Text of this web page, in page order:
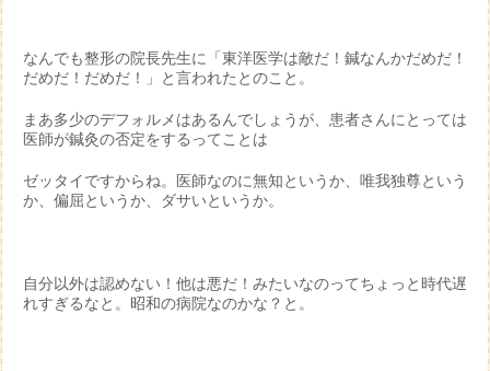
なんでも整形の院長先生に「東洋医学は敵だ！鍼なんかだめだ！
だめだ！だめだ！」と言われたとのこと。
まあ多少のデフォルメはあるんでしょうが、患者さんにとっては
医師が鍼灸の否定をするってことは
ゼッタイですからね。医師なのに無知というか、唯我独尊という
か、偏屈というか、ダサいというか。
自分以外は認めない！他は悪だ！みたいなのってちょっと時代遅
れすぎるなと。昭和の病院なのかな？と。